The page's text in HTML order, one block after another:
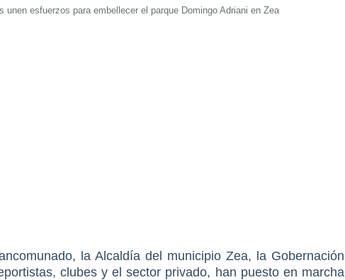
unen esfuerzos para embellecer el parque Domingo Adriani en Zea
la Alcaldía del municipio Zea, la Gobernación
clubes y el sector privado, han puesto en marcha